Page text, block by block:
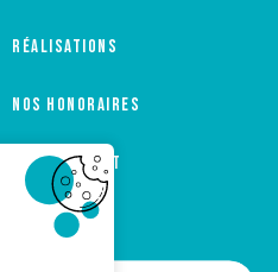
Réalisations
Nos honoraires
Recrutement